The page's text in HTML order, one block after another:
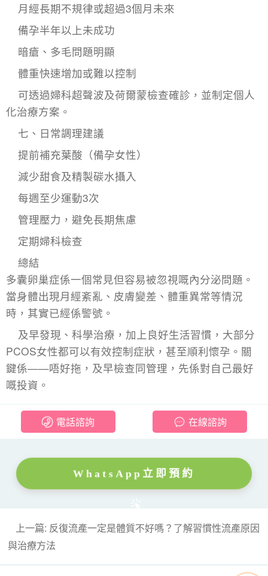
月經長期不規律或超過3個月未來
備孕半年以上未成功
暗瘡、多毛問題明顯
體重快速增加或難以控制
可透過婦科超聲波及荷爾蒙檢查確診，並制定個人
化治療方案。
七、日常調理建議
提前補充葉酸（備孕女性）
減少甜食及精製碳水攝入
每週至少運動3次
管理壓力，避免長期焦慮
定期婦科檢查
總結
多囊卵巢症係一個常見但容易被忽視嘅內分泌問題。
當身體出現月經紊亂、皮膚變差、體重異常等情況
時，其實已經係警號。
及早發現、科學治療，加上良好生活習慣，大部分
PCOS女性都可以有效控制症狀，甚至順利懷孕。關
鍵係——唔好拖，及早檢查同管理，先係對自己最好
嘅投資。
電話諮詢 在線諮詢
WhatsApp立即預約
上一篇: 反復流產一定是體質不好嗎？了解習慣性流產原因
與治療方法